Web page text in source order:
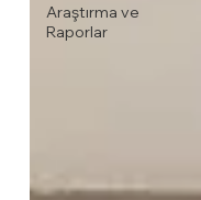
Araştırma ve
Raporlar